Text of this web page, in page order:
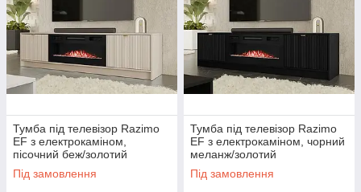
Тумба під телевізор Razimo
EF з електрокаміном,
пісочний беж/золотий
Під замовлення
Тумба під телевізор Razimo
EF з електрокаміном, чорний
меланж/золотий
Під замовлення